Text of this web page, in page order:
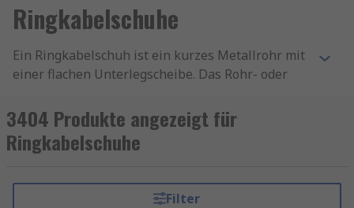
Ringkabelschuhe
Ein Ringkabelschuh ist ein kurzes Metallrohr mit
einer flachen Unterlegscheibe. Das Rohr- oder
eingesteckt und gequetscht wird. Das Kontakt-
oder Anschlussende ist ein flacher Ring mit
einem zentralen Loch, das mit einem Stift oder
sind isoliert oder nicht isoliert. Ein elektrischer
3404 Produkte angezeigt für
Ringkabelschuhe
Filter